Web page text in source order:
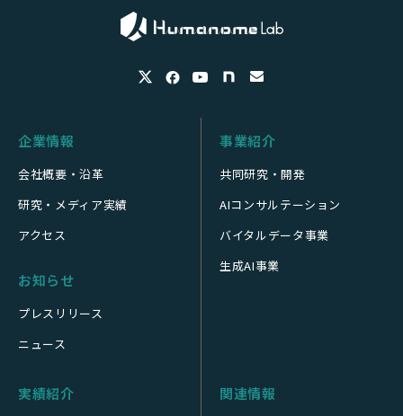
企業情報
会社概要・沿革
研究・メディア実績
アクセス
お知らせ
プレスリリース
ニュース
事業紹介
共同研究・開発
AIコンサルテーション
バイタルデータ事業
生成AI事業
実績紹介 関連情報